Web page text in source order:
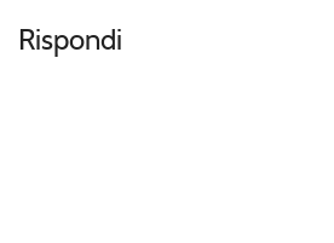
Rispondi